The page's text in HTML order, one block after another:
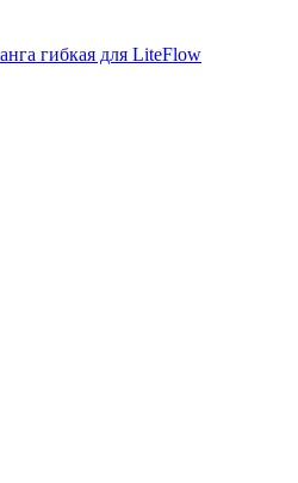
гибкая для LiteFlow